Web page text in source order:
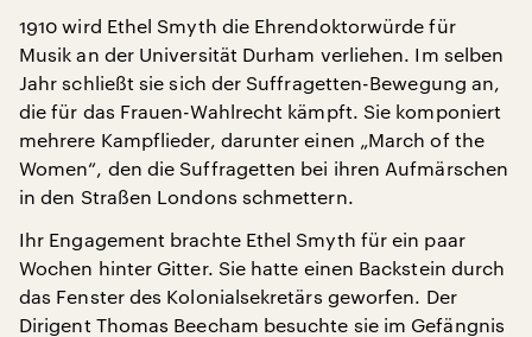
1910 wird Ethel Smyth die Ehrendoktorwürde für
Musik an der Universität Durham verliehen. Im selben
Jahr schließt sie sich der Suffragetten-Bewegung an,
die für das Frauen-Wahlrecht kämpft. Sie komponiert
mehrere Kampflieder, darunter einen „March of the
Women“, den die Suffragetten bei ihren Aufmärschen
in den Straßen Londons schmettern.
Ihr Engagement brachte Ethel Smyth für ein paar
Wochen hinter Gitter. Sie hatte einen Backstein durch
das Fenster des Kolonialsekretärs geworfen. Der
Dirigent Thomas Beecham besuchte sie im Gefängnis